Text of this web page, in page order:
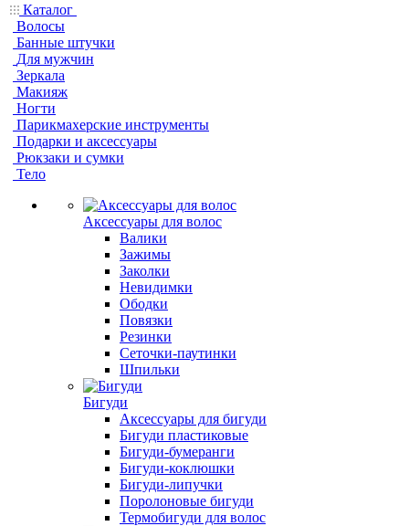
Каталог
Волосы
Банные штучки
Для мужчин
Зеркала
Макияж
Ногти
Парикмахерские инструменты
Подарки и аксессуары
Рюкзаки и сумки
Тело
Аксессуары для волос
Валики
Зажимы
Заколки
Невидимки
Ободки
Повязки
Резинки
Сеточки-паутинки
Шпильки
Бигуди
Аксессуары для бигуди
Бигуди пластиковые
Бигуди-бумеранги
Бигуди-коклюшки
Бигуди-липучки
Поролоновые бигуди
Термобигуди для волос